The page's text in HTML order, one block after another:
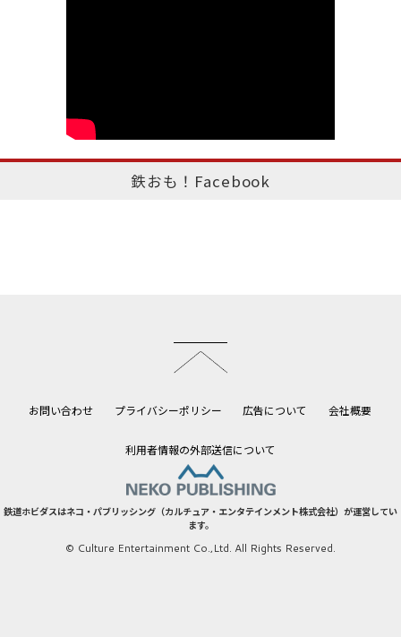
鉄おも！Facebook
お問い合わせ プライバシーポリシー 広告について 会社概要
利用者情報の外部送信について
鉄道ホビダスはネコ・パブリッシング（カルチュア・エンタテインメント株式会社）が運営してい
ます。
© Culture Entertainment Co.,Ltd. All Rights Reserved.